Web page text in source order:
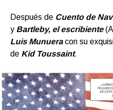
Después de Cuento de
y Bartleby, el escribiente
Luis Munueracon su
de Kid Toussaint.